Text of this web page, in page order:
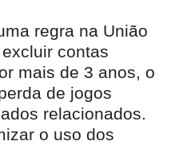
regra na União
contas
mais de 3 anos, o
de jogos
relacionados.
o uso dos